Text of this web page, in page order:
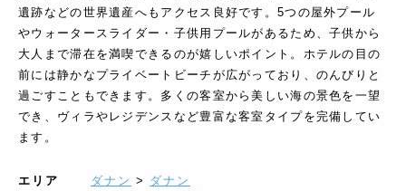
遺跡などの世界遺産へもアクセス良好です。5つの屋外プール
やウォータースライダー・子供用プールがあるため、子供から
大人まで滞在を満喫できるのが嬉しいポイント。ホテルの目の
前には静かなプライベートビーチが広がっており、のんびりと
過ごすこともできます。多くの客室から美しい海の景色を一望
でき、ヴィラやレジデンスなど豊富な客室タイプを完備してい
ます。
エリア ダナン > ダナン